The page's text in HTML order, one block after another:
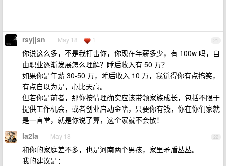
21
rsyjjsn May 18 1
你说这么多，不是我打击你，你现在年薪多少，有 100w 吗，自
由职业逐渐发展怎么理解？睡后收入有 50 万？
如果你是年薪 30-50 万，睡后收入 10 万，我觉得你有点搞笑，
有点自以为是，心比天高。
但若你是前者，那你按情理确实应该带领家族成长，包括不限于
提供工作机会，或者创业启动金啥，只要你有钱，你在你们家就
是一言堂，就是你说了算，这个家就不会散！
22
la2la May 18
和你的家庭差不多，也是河南两个男孩，家里矛盾丛丛。
我的建议是：